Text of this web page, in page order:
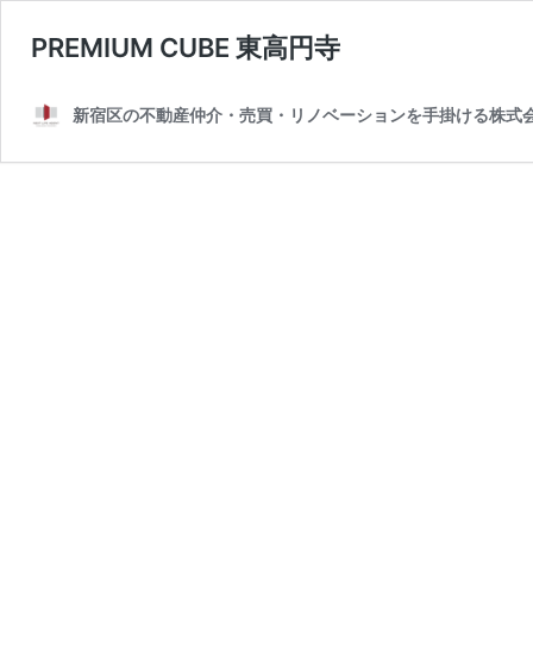
PREMIUM CUBE 東高円寺
新宿区の不動産仲介・売買・リノベーションを手掛ける株式